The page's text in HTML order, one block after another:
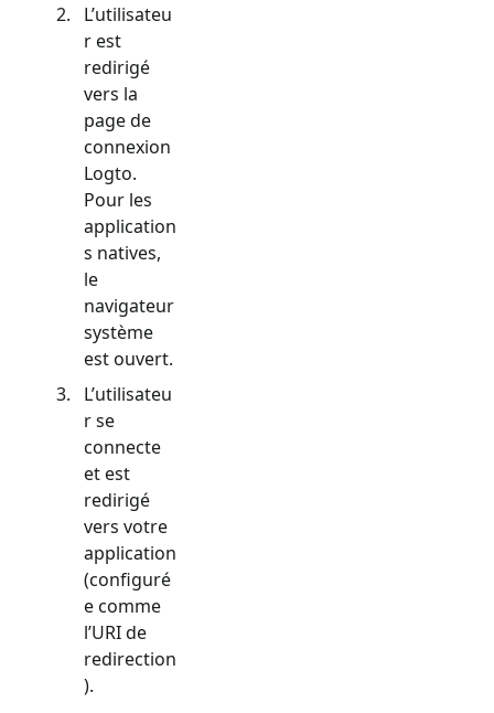
L’utilisateu
r est
redirigé
vers la
page de
connexion
Logto.
Pour les
application
s natives,
le
navigateur
système
est ouvert.
L’utilisateu
r se
connecte
et est
redirigé
vers votre
application
(configuré
e comme
l’URI de
redirection
).